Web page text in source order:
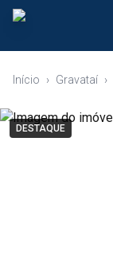
Início › Gravataí ›
DESTAQUE